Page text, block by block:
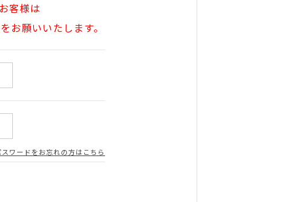
客様は
お願いいたします。
スワードをお忘れの方はこちら